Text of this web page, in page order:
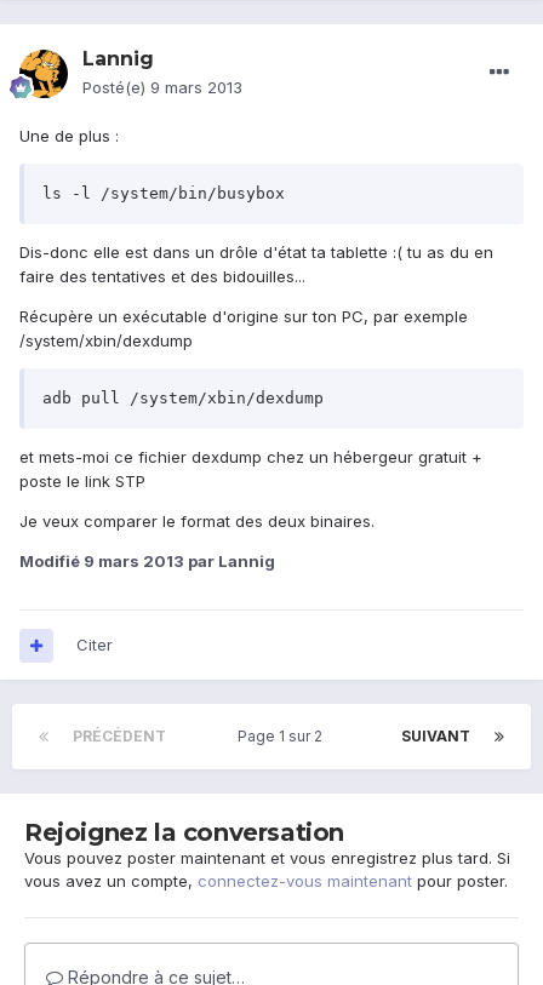
Lannig
Posté(e) 9 mars 2013
Une de plus :
ls -l /system/bin/busybox
Dis-donc elle est dans un drôle d'état ta tablette :( tu as du en
faire des tentatives et des bidouilles...
Récupère un exécutable d'origine sur ton PC, par exemple
/system/xbin/dexdump
adb pull /system/xbin/dexdump
et mets-moi ce fichier dexdump chez un hébergeur gratuit +
poste le link STP
Je veux comparer le format des deux binaires.
Modifié 9 mars 2013 par Lannig
Citer
PRÉCÉDENT SUIVANT
Page 1 sur 2
Rejoignez la conversation
Vous pouvez poster maintenant et vous enregistrez plus tard. Si
vous avez un compte, connectez-vous maintenant pour poster.
Répondre à ce sujet…